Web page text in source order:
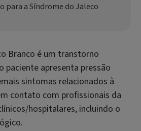
para a Síndrome do Jaleco
Branco é um transtorno
paciente apresenta pressão
sintomas relacionados à
contato com profissionais da
hospitalares, incluindo o